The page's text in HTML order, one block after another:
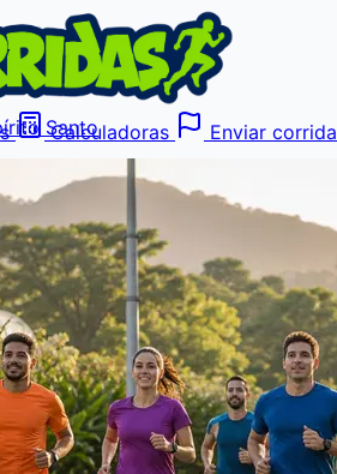
Calculadoras
Enviar corrida
Santo